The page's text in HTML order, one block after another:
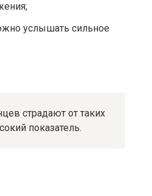
услышать сильное
страдают от таких
показатель.